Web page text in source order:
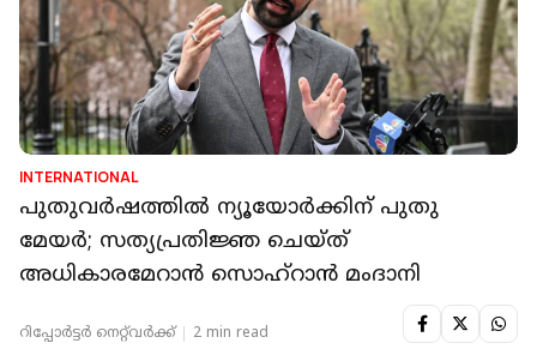
INTERNATIONAL
പുതുവര്‍ഷത്തില്‍ ന്യൂയോര്‍ക്കിന് പുതു
മേയര്‍; സത്യപ്രതിജ്ഞ ചെയ്ത്
അധികാരമേറാന്‍ സൊഹ്‌റാന്‍ മംദാനി
റിപ്പോർട്ടർ നെറ്റ്‌വര്‍ക്ക്‌ 2 min read